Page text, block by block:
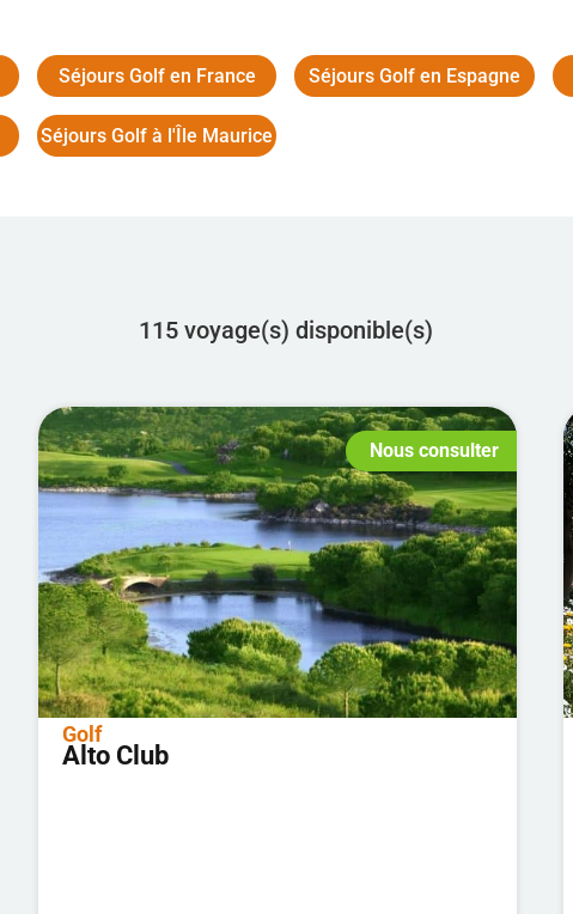
Séjours Golf en France Séjours Golf en Espagne
Séjours Golf à l'Île Maurice
115 voyage(s) disponible(s)
Nous consulter
Golf
Alto Club